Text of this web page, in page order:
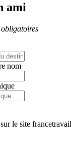
ami
obligatoires
nom
le site